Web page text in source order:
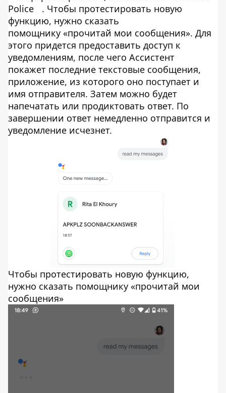
Police
. Чтобы протестировать новую
функцию, нужно сказать
помощнику «прочитай мои сообщения». Для
этого придется предоставить доступ к
уведомлениям, после чего Ассистент
покажет последние текстовые сообщения,
приложение, из которого оно поступает и
имя отправителя. Затем можно будет
напечатать или продиктовать ответ. По
завершении ответ немедленно отправится и
уведомление исчезнет.
Чтобы протестировать новую функцию,
нужно сказать помощнику «прочитай мои
сообщения»